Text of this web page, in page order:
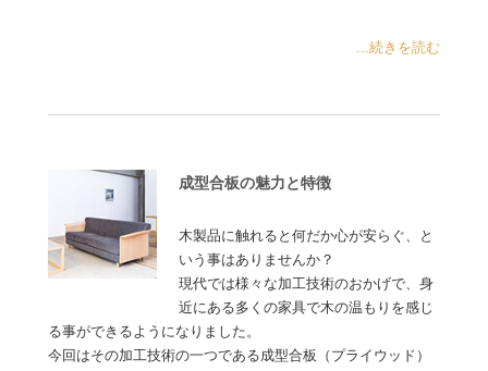
...続きを読む
成型合板の魅力と特徴
木製品に触れると何だか心が安らぐ、と
いう事はありませんか？
現代では様々な加工技術のおかげで、身
近にある多くの家具で木の温もりを感じ
る事ができるようになりました。
今回はその加工技術の一つである成型合板（プライウッド）